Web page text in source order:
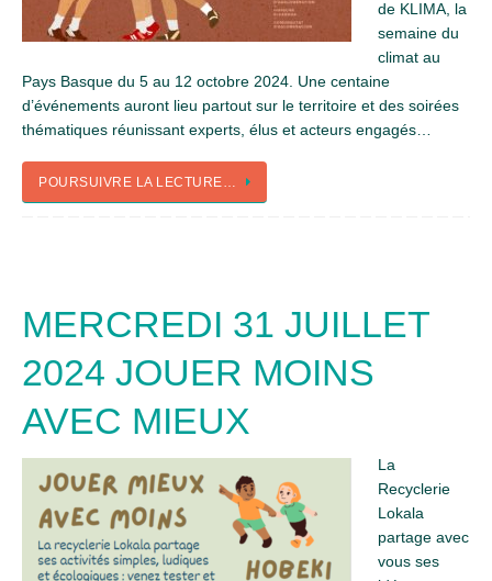
de KLIMA, la
semaine du
climat au
Pays Basque du 5 au 12 octobre 2024. Une centaine
d’événements auront lieu partout sur le territoire et des soirées
thématiques réunissant experts, élus et acteurs engagés…
POURSUIVRE LA LECTURE…
MERCREDI 31 JUILLET
2024 JOUER MOINS
AVEC MIEUX
La
Recyclerie
Lokala
partage avec
vous ses